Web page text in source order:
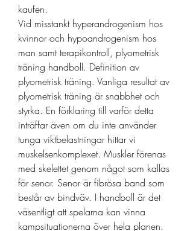
kaufen.
Vid misstankt hyperandrogenism hos
kvinnor och hypoandrogenism hos
man samt terapikontroll, plyometrisk
träning handboll. Definition av
plyometrisk träning. Vanliga resultat av
plyometrisk träning är snabbhet och
styrka. En förklaring till varför detta
inträffar även om du inte använder
tunga viktbelastningar hittar vi
muskelsenkomplexet. Muskler förenas
med skelettet genom något som kallas
för senor. Senor är fibrösa band som
består av bindväv. I handboll är det
väsentligt att spelarna kan vinna
kampsituationerna över hela planen.